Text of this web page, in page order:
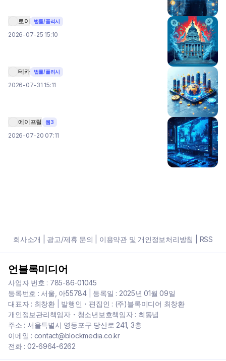
로이 법률/폴리시
2026-07-25 15:10
테카 법률/폴리시
2026-07-31 15:11
에이프릴 웹3
2026-07-20 07:11
회사소개 광고/제휴 문의 이용약관 및 개인정보처리방침 RSS
언블록미디어
사업자 번호 : 785-86-01045
등록번호 : 서울, 아55784| 등록일 : 2025년 01월 09일
대표자 : 최창환| 발행인・편집인 : (주)블록미디어 최창환
개인정보관리책임자・청소년보호책임자 : 최동녘
주소 : 서울특별시 영등포구 당산로 241, 3층
이메일 : contact@blockmedia.co.kr
전화 : 02-6964-6262